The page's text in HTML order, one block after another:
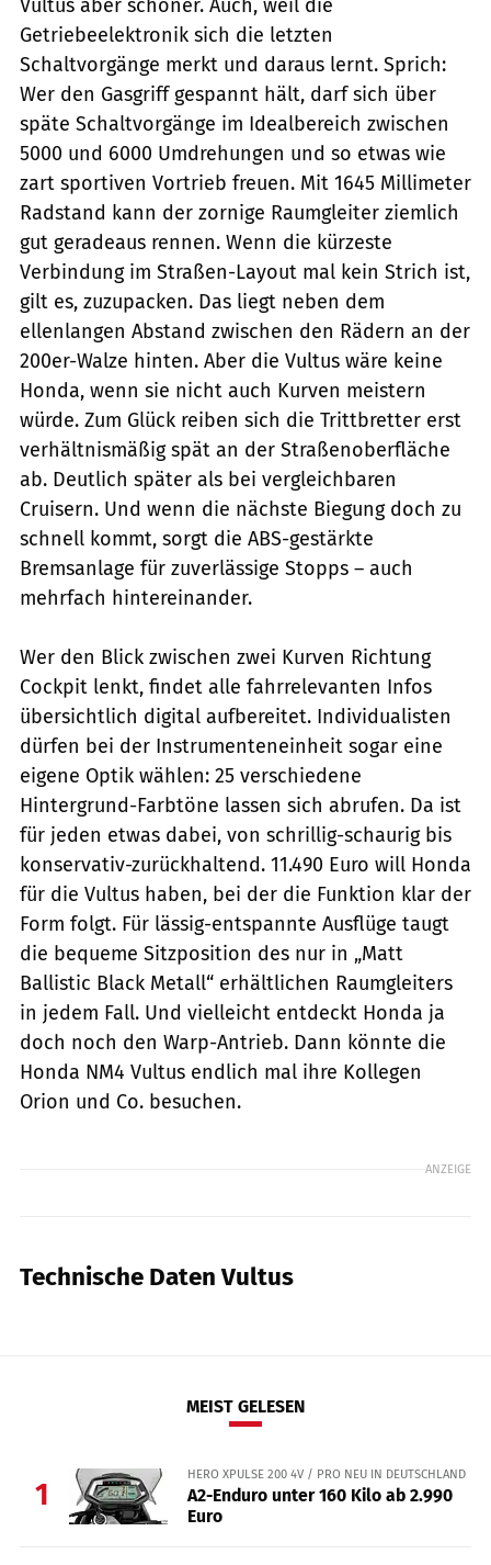
Vultus aber schöner. Auch, weil die
Getriebeelektronik sich die letzten
Schaltvorgänge merkt und daraus lernt. Sprich:
Wer den Gasgriff gespannt hält, darf sich über
späte Schaltvorgänge im Idealbereich zwischen
5000 und 6000 Umdrehungen und so etwas wie
zart sportiven Vortrieb freuen. Mit 1645 Millimeter
Radstand kann der zornige Raumgleiter ziemlich
gut geradeaus rennen. Wenn die kürzeste
Verbindung im Straßen-Layout mal kein Strich ist,
gilt es, zuzupacken. Das liegt neben dem
ellenlangen Abstand zwischen den Rädern an der
200er-Walze hinten. Aber die Vultus wäre keine
Honda, wenn sie nicht auch Kurven meistern
würde. Zum Glück reiben sich die Trittbretter erst
verhältnismäßig spät an der Straßenoberfläche
ab. Deutlich später als bei vergleichbaren
Cruisern. Und wenn die nächste Biegung doch zu
schnell kommt, sorgt die ABS-gestärkte
Bremsanlage für zuverlässige Stopps – auch
mehrfach hintereinander.
Wer den Blick zwischen zwei Kurven Richtung
Cockpit lenkt, findet alle fahrrelevanten Infos
übersichtlich digital aufbereitet. Individualisten
dürfen bei der Instrumenteneinheit sogar eine
eigene Optik wählen: 25 verschiedene
Hintergrund-Farbtöne lassen sich abrufen. Da ist
für jeden etwas dabei, von schrillig-schaurig bis
konservativ-zurückhaltend. 11.490 Euro will Honda
für die Vultus haben, bei der die Funktion klar der
Form folgt. Für lässig-entspannte Ausflüge taugt
die bequeme Sitzposition des nur in „Matt
Ballistic Black Metall“ erhältlichen Raumgleiters
in jedem Fall. Und vielleicht entdeckt Honda ja
doch noch den Warp-Antrieb. Dann könnte die
Honda NM4 Vultus endlich mal ihre Kollegen
Orion und Co. besuchen.
ANZEIGE
Technische Daten Vultus
MEIST GELESEN
1
HERO XPULSE 200 4V / PRO NEU IN DEUTSCHLAND
A2-Enduro unter 160 Kilo ab 2.990
Euro